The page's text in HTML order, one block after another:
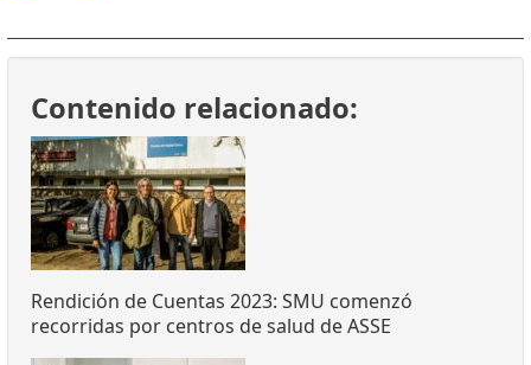
Contenido relacionado:
Rendición de Cuentas 2023: SMU comenzó
recorridas por centros de salud de ASSE